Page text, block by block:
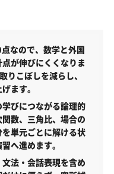
学部の周辺地図
金沢工業大学情報フ
学年・時期別の勉強
校の金沢工業大学情
可能
大学情報フロンティ
なので、数学と外国
が伸びにくくなりま
りこぼしを減らし、
ます。
びにつながる論理的
数、三角比、場合の
単元ごとに解ける状
へ進めます。
法・会話表現を含め